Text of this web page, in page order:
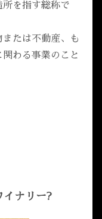
を指す総称で
たは不動産、も
わる事業のこと
イナリー?